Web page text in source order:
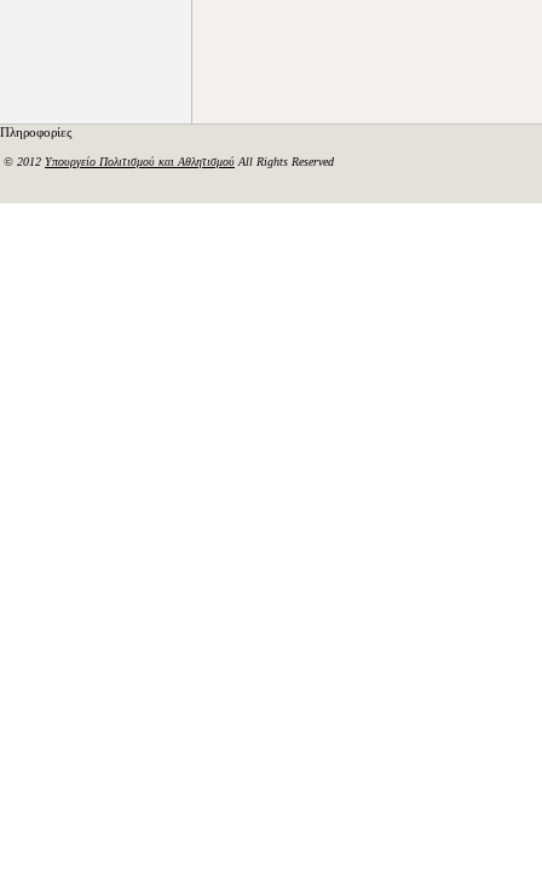
Πληροφορίες
© 2012 Υπουργείο Πολιτισμού και Αθλητισμού All Rights Reserved